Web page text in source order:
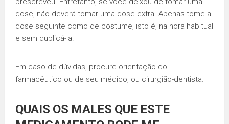
dose, não deverá tomar uma dose extra. Apenas tome a
dose seguinte como de costume, isto é, na hora habitual
e sem duplicá-la.
Em caso de dúvidas, procure orientação do
farmacêutico ou de seu médico, ou cirurgião-dentista.
QUAIS OS MALES QUE ESTE